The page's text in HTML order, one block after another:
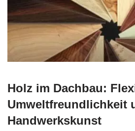
Holz im Dachbau:
Umweltfreundlichkeit
Handwerkskunst